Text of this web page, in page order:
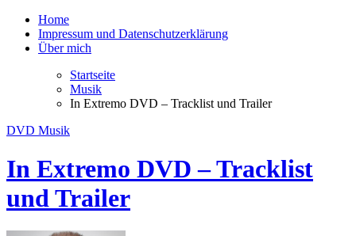
Home
Impressum und Datenschutzerklärung
Über mich
Startseite
Musik
In Extremo DVD – Tracklist und Trailer
DVD Musik
In Extremo DVD – Tracklist
und Trailer